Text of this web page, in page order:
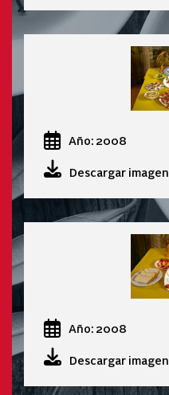
Año: 2008
Descargar imagen
Año: 2008
Descargar imagen